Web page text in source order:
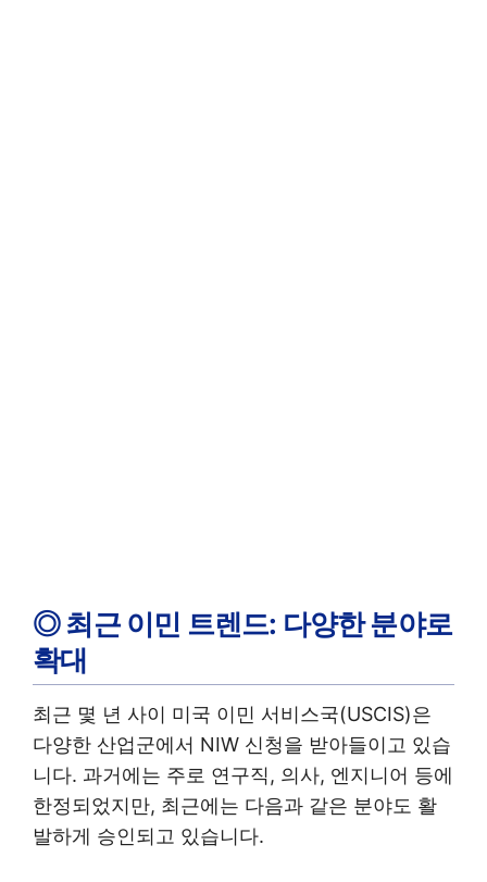
◎ 최근 이민 트렌드: 다양한 분야로
확대
최근 몇 년 사이 미국 이민 서비스국(USCIS)은
다양한 산업군에서 NIW 신청을 받아들이고 있습
니다. 과거에는 주로 연구직, 의사, 엔지니어 등에
한정되었지만, 최근에는 다음과 같은 분야도 활
발하게 승인되고 있습니다.